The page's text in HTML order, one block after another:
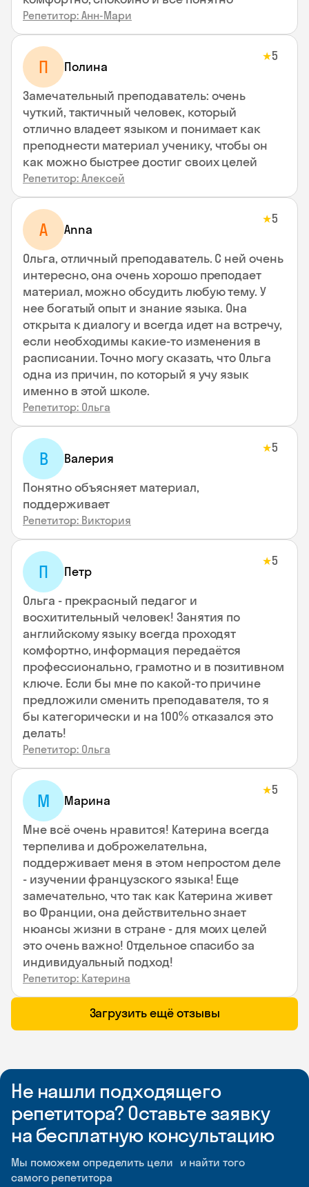
Репетитор: Анн-Мари
П Полина
★5
Замечательный преподаватель: очень
чуткий, тактичный человек, который
отлично владеет языком и понимает как
преподнести материал ученику, чтобы он
как можно быстрее достиг своих целей
Репетитор: Алексей
A Anna
★5
Ольга, отличный преподаватель. С ней очень
интересно, она очень хорошо преподает
материал, можно обсудить любую тему. У
нее богатый опыт и знание языка. Она
открыта к диалогу и всегда идет на встречу,
если необходимы какие-то изменения в
расписании. Точно могу сказать, что Ольга
одна из причин, по который я учу язык
именно в этой школе.
Репетитор: Ольга
В Валерия
★5
Понятно объясняет материал,
поддерживает
Репетитор: Виктория
П Петр
★5
Ольга - прекрасный педагог и
восхитительный человек! Занятия по
английскому языку всегда проходят
комфортно, информация передаётся
профессионально, грамотно и в позитивном
ключе. Если бы мне по какой-то причине
предложили сменить преподавателя, то я
бы категорически и на 100% отказался это
делать!
Репетитор: Ольга
М Марина
★5
Мне всё очень нравится! Катерина всегда
терпелива и доброжелательна,
поддерживает меня в этом непростом деле
- изучении французского языка! Еще
замечательно, что так как Катерина живет
во Франции, она действительно знает
нюансы жизни в стране - для моих целей
это очень важно! Отдельное спасибо за
индивидуальный подход!
Репетитор: Катерина
Загрузить ещё отзывы
Не нашли подходящего
репетитора? Оставьте заявку
на бесплатную консультацию
Мы поможем определить цели и найти того
самого репетитора